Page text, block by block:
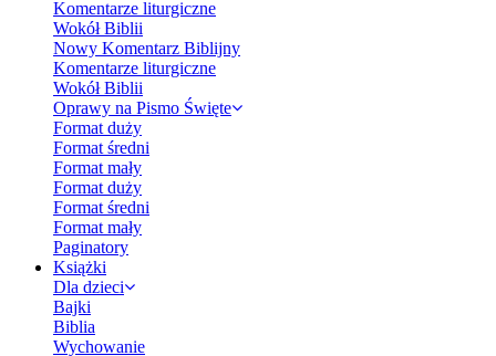
Komentarze liturgiczne
Wokół Biblii
Nowy Komentarz Biblijny
Komentarze liturgiczne
Wokół Biblii
Oprawy na Pismo Święte
Format duży
Format średni
Format mały
Format duży
Format średni
Format mały
Paginatory
Książki
Dla dzieci
Bajki
Biblia
Wychowanie